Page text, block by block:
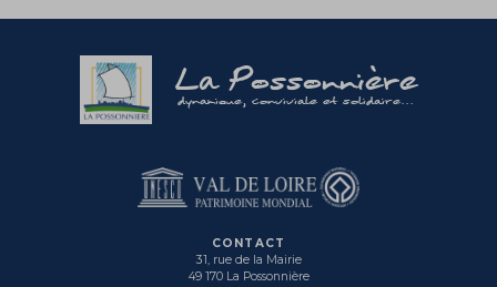
La Possonnière
dynamique, conviviale et solidaire...
CONTACT
31, rue de la Mairie
49 170 La Possonnière